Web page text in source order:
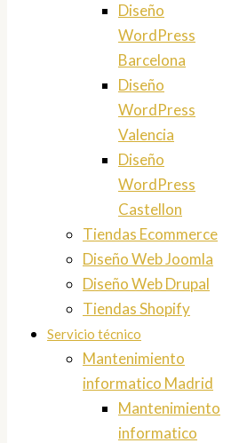
Diseño
WordPress
Barcelona
Diseño
WordPress
Valencia
Diseño
WordPress
Castellon
Tiendas Ecommerce
Diseño Web Joomla
Diseño Web Drupal
Tiendas Shopify
Servicio técnico
Mantenimiento
informatico Madrid
Mantenimiento
informatico